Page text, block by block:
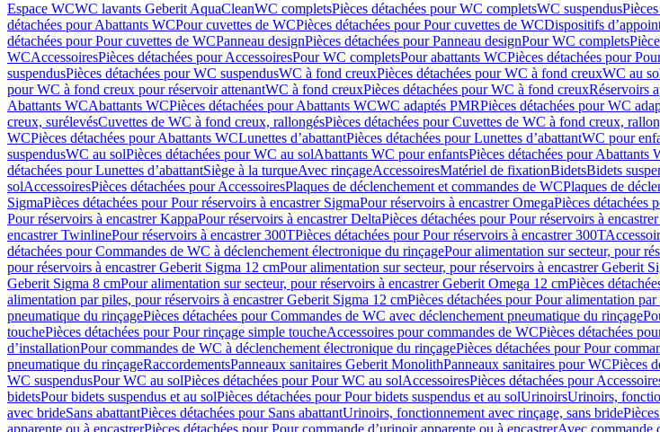
Espace WCWC lavants Geberit AquaCleanWC completsPièces détachées pour WC completsWC suspendus
détachées pour Abattants WCPour cuvettes de WCPièces détachées pour Pour cuvettes de WCDispositifs
détachées pour Pour cuvettes de WCPanneau designPièces détachées pour Panneau designPour WC complets
WCAccessoiresPièces détachées pour AccessoiresPour WC completsPour abattants WCPièces détachées pour
suspendusPièces détachées pour WC suspendusWC à fond creuxPièces détachées pour WC à fond creuxWC au
pour WC à fond creux pour réservoir attenantWC à fond creuxPièces détachées pour WC à fond creuxRéservoirs
Abattants WCAbattants WCPièces détachées pour Abattants WCWC adaptés PMRPièces détachées pour WC
creux, surélevésCuvettes de WC à fond creux, rallongésPièces détachées pour Cuvettes de WC à fond creux,
WCPièces détachées pour Abattants WCLunettes d’abattantPièces détachées pour Lunettes d’abattantWC pour
suspendusWC au solPièces détachées pour WC au solAbattants WC pour enfantsPièces détachées pour Abattants
détachées pour Lunettes d’abattantSiège à la turqueAvec rinçageAccessoiresMatériel de fixationBidetsBidets
solAccessoiresPièces détachées pour AccessoiresPlaques de déclenchement et commandes de WCPlaques de
SigmaPièces détachées pour Pour réservoirs à encastrer SigmaPour réservoirs à encastrer OmegaPièces détachées
Pour réservoirs à encastrer KappaPour réservoirs à encastrer DeltaPièces détachées pour Pour réservoirs à
encastrer TwinlinePour réservoirs à encastrer 300TPièces détachées pour Pour réservoirs à encastrer 300T
détachées pour Commandes de WC à déclenchement électronique du rinçagePour alimentation sur secteur, pour
pour réservoirs à encastrer Geberit Sigma 12 cmPour alimentation sur secteur, pour réservoirs à encastrer Geberit
Geberit Sigma 8 cmPour alimentation sur secteur, pour réservoirs à encastrer Geberit Omega 12 cmPièces
alimentation par piles, pour réservoirs à encastrer Geberit Sigma 12 cmPièces détachées pour Pour alimentation
pneumatique du rinçagePièces détachées pour Commandes de WC avec déclenchement pneumatique du rinçage
touchePièces détachées pour Pour rinçage simple toucheAccessoires pour commandes de WCPièces détachées
d’installationPour commandes de WC à déclenchement électronique du rinçagePièces détachées pour Pour
pneumatique du rinçageRaccordementsPanneaux sanitaires Geberit MonolithPanneaux sanitaires pour WCPièces
WC suspendusPour WC au solPièces détachées pour Pour WC au solAccessoiresPièces détachées pour
bidetsPour bidets suspendus et au solPièces détachées pour Pour bidets suspendus et au solUrinoirsUrinoirs,
avec brideSans abattantPièces détachées pour Sans abattantUrinoirs, fonctionnement avec rinçage, sans bride
apparente ou à encastrerPièces détachées pour Pour commande d’urinoir apparente ou à encastrerAvec commande